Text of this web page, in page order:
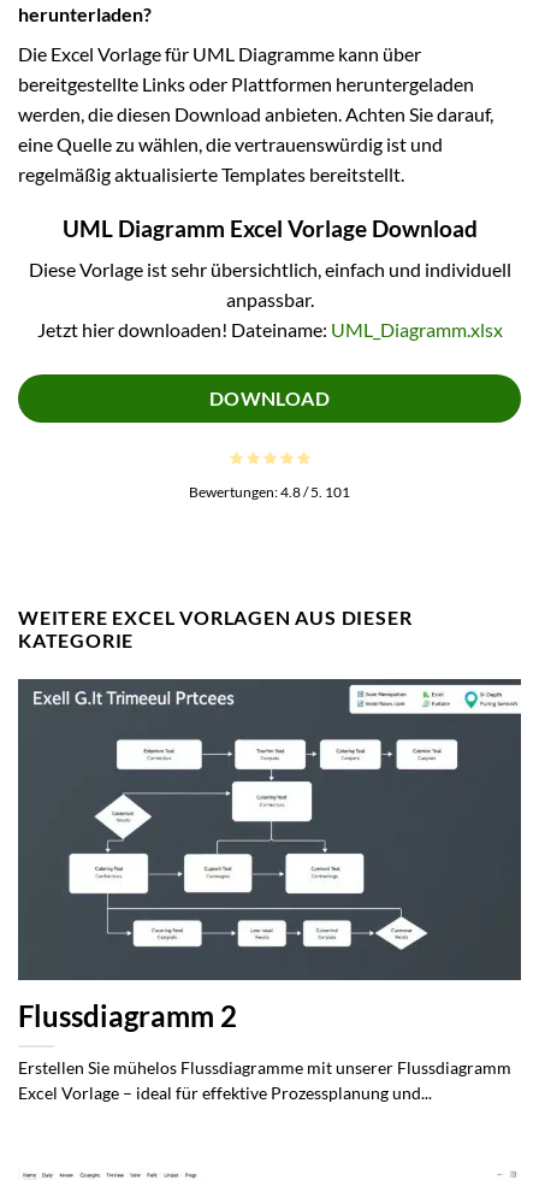
herunterladen?
Die Excel Vorlage für UML Diagramme kann über
bereitgestellte Links oder Plattformen heruntergeladen
werden, die diesen Download anbieten. Achten Sie darauf,
eine Quelle zu wählen, die vertrauenswürdig ist und
regelmäßig aktualisierte Templates bereitstellt.
UML Diagramm Excel Vorlage Download
Diese Vorlage ist sehr übersichtlich, einfach und individuell
anpassbar.
Jetzt hier downloaden! Dateiname: UML_Diagramm.xlsx
DOWNLOAD
Bewertungen:4.8/ 5. 101
WEITERE EXCEL VORLAGEN AUS DIESER
KATEGORIE
Flussdiagramm 2
Erstellen Sie mühelos Flussdiagramme mit unserer Flussdiagramm
Excel Vorlage – ideal für effektive Prozessplanung und...